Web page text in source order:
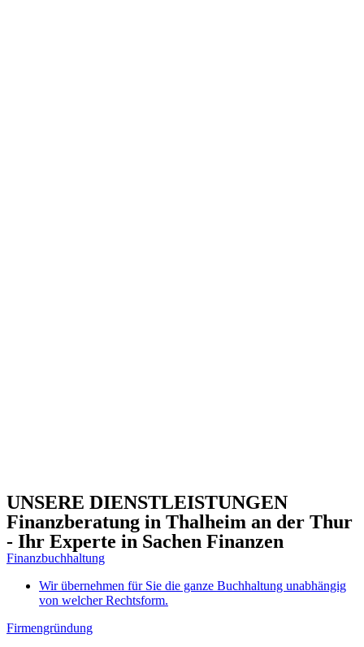
UNSERE DIENSTLEISTUNGEN
Finanzberatung in Thalheim an der Thur
- Ihr Experte in Sachen Finanzen
Finanzbuchhaltung
Wir übernehmen für Sie die ganze Buchhaltung unabhängig
von welcher Rechtsform.
Firmengründung